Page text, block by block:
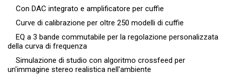
Con DAC integrato e amplificatore per cuffie
Curve di calibrazione per oltre 250 modelli di cuffie
EQ a 3 bande commutabile per la regolazione personalizzata
della curva di frequenza
Simulazione di studio con algoritmo crossfeed per
un'immagine stereo realistica nell'ambiente